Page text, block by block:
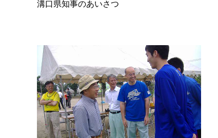
溝口県知事のあいさつ